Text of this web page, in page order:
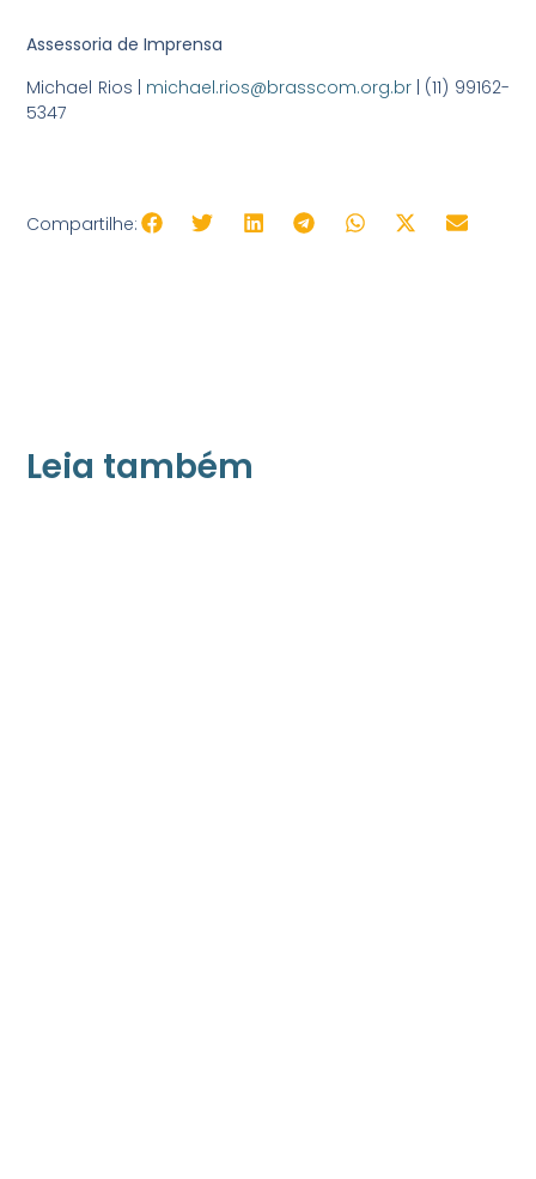
Assessoria de Imprensa
Michael Rios | michael.rios@brasscom.org.br | (11) 99162-
5347
Compartilhe:
Leia também